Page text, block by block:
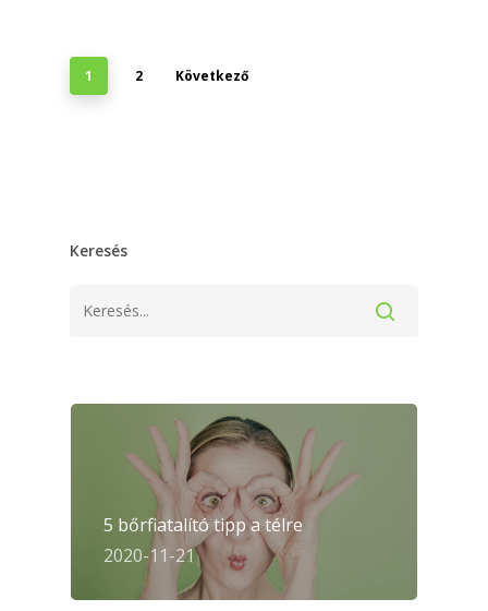
1 2 Következő
Keresés
5 bőrfiatalító tipp a télre
2020-11-21